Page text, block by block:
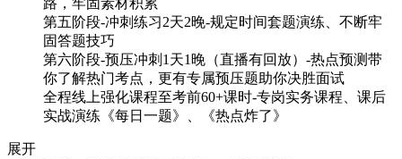
路，牢固素材积累
第五阶段-冲刺练习2天2晚-规定时间套题演练、不断牢
固答题技巧
第六阶段-预压冲刺1天1晚（直播有回放）-热点预测带
你了解热门考点，更有专属预压题助你决胜面试
全程线上强化课程至考前60+课时-专岗实务课程、课后
实战演练《每日一题》、《热点炸了》
展开